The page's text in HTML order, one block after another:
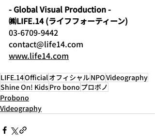
- Global Visual Production -
㈱LIFE.14 (ライフフォーティーン)
03-6709-9442
contact@life14.com
www.life14.com
LIFE.14OfficialオフィシャルNPOVideography
Shine On! KidsPro bono プロボノ
Probono
Videography